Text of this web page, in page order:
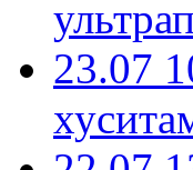
23.07